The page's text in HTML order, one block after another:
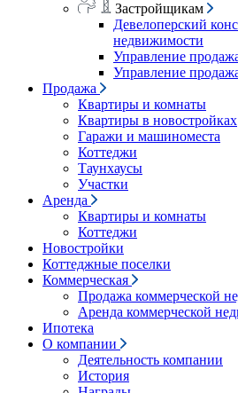
Застройщикам
Девелоперский
недвижимости
Управление
Управление
Продажа
Квартиры и комнаты
Квартиры в новостройках
Гаражи и машиноместа
Коттеджи
Таунхаусы
Участки
Аренда
Квартиры и комнаты
Коттеджи
Новостройки
Коттеджные поселки
Коммерческая
Продажа коммерческой
Аренда коммерческой
Ипотека
О компании
Деятельность компании
История